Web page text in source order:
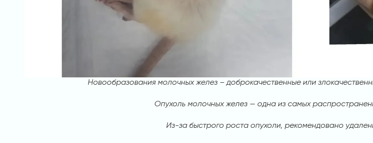
Новообразования молочных желез – доброкачественные или
Опухоль молочных желез — одна из самых
Из-за быстрого роста опухоли, рекомендовано